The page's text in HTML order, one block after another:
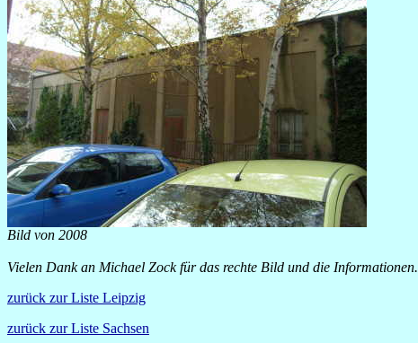
Bild von 2008
Vielen Dank an Michael Zock für das rechte Bild und die Informationen.
zurück zur Liste Leipzig
zurück zur Liste Sachsen